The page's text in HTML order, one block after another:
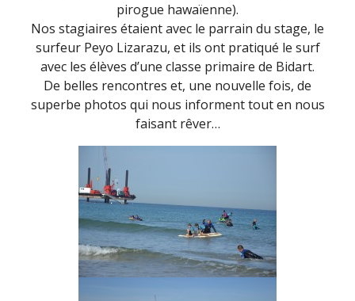
pirogue hawaïenne).
Nos stagiaires étaient avec le parrain du stage, le
surfeur Peyo Lizarazu, et ils ont pratiqué le surf
avec les élèves d’une classe primaire de Bidart.
De belles rencontres et, une nouvelle fois, de
superbe photos qui nous informent tout en nous
faisant rêver…